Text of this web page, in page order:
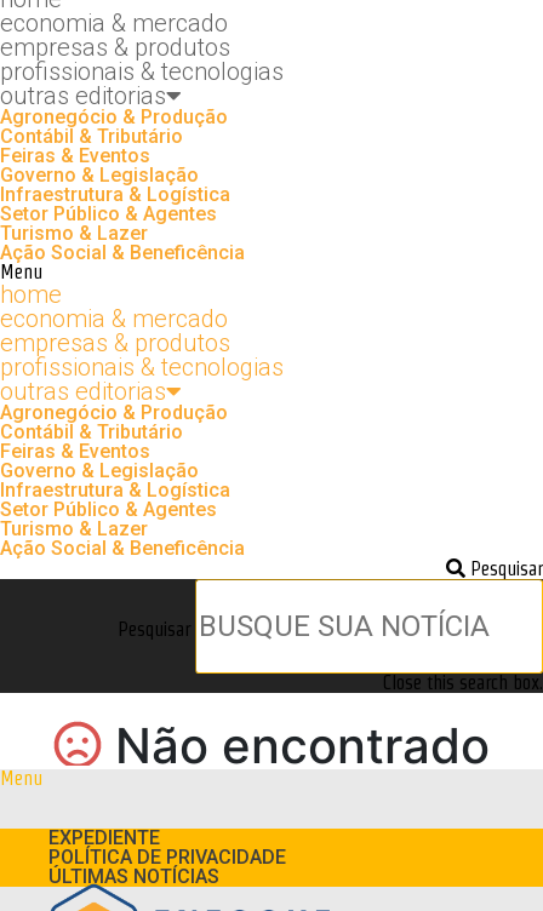
economia & mercado
empresas & produtos
profissionais & tecnologias
outras editorias
Agronegócio & Produção
Contábil & Tributário
Feiras & Eventos
Governo & Legislação
Infraestrutura & Logística
Setor Público & Agentes
Turismo & Lazer
Ação Social & Beneficência
Menu
home
economia & mercado
empresas & produtos
profissionais & tecnologias
outras editorias
Agronegócio & Produção
Contábil & Tributário
Feiras & Eventos
Governo & Legislação
Infraestrutura & Logística
Setor Público & Agentes
Turismo & Lazer
Ação Social & Beneficência
Pesquisar
Pesquisar
Close this search box.
Menu
EXPEDIENTE
POLÍTICA DE PRIVACIDADE
ÚLTIMAS NOTÍCIAS